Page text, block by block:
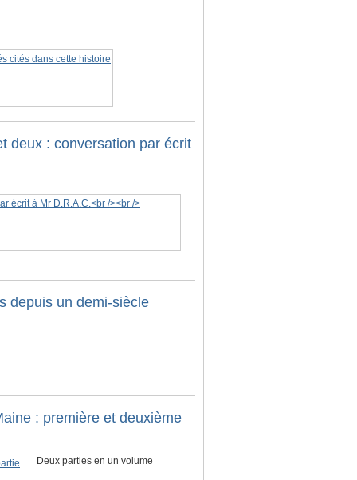
deux : conversation par écrit
depuis un demi-siècle
: première et deuxième
Deux parties en un volume